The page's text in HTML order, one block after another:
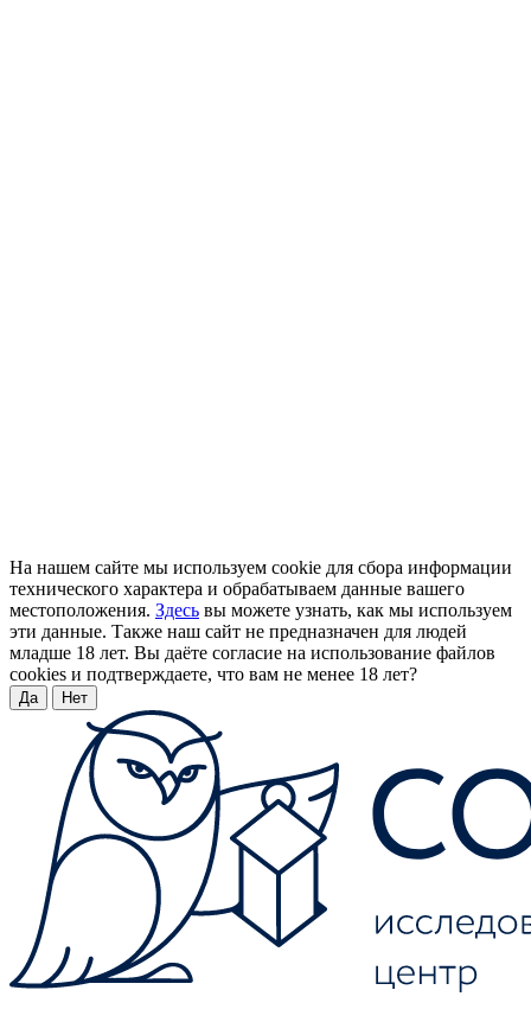
На нашем сайте мы используем cookie для сбора информации
технического характера и обрабатываем данные вашего
местоположения. Здесь вы можете узнать, как мы используем
эти данные. Также наш сайт не предназначен для людей
младше 18 лет. Вы даёте согласие на использование файлов
cookies и подтверждаете, что вам не менее 18 лет?
Да Нет